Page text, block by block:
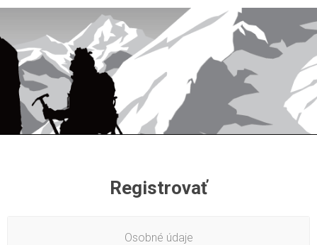
Registrovať
Osobné údaje